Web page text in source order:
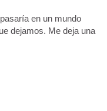
en un mundo
dejamos. Me deja una